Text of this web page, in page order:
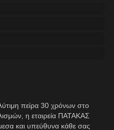
πείρα 30 χρόνων στο
η εταιρεία ΠΑΤΑΚΑΣ
και υπεύθυνα κάθε σας